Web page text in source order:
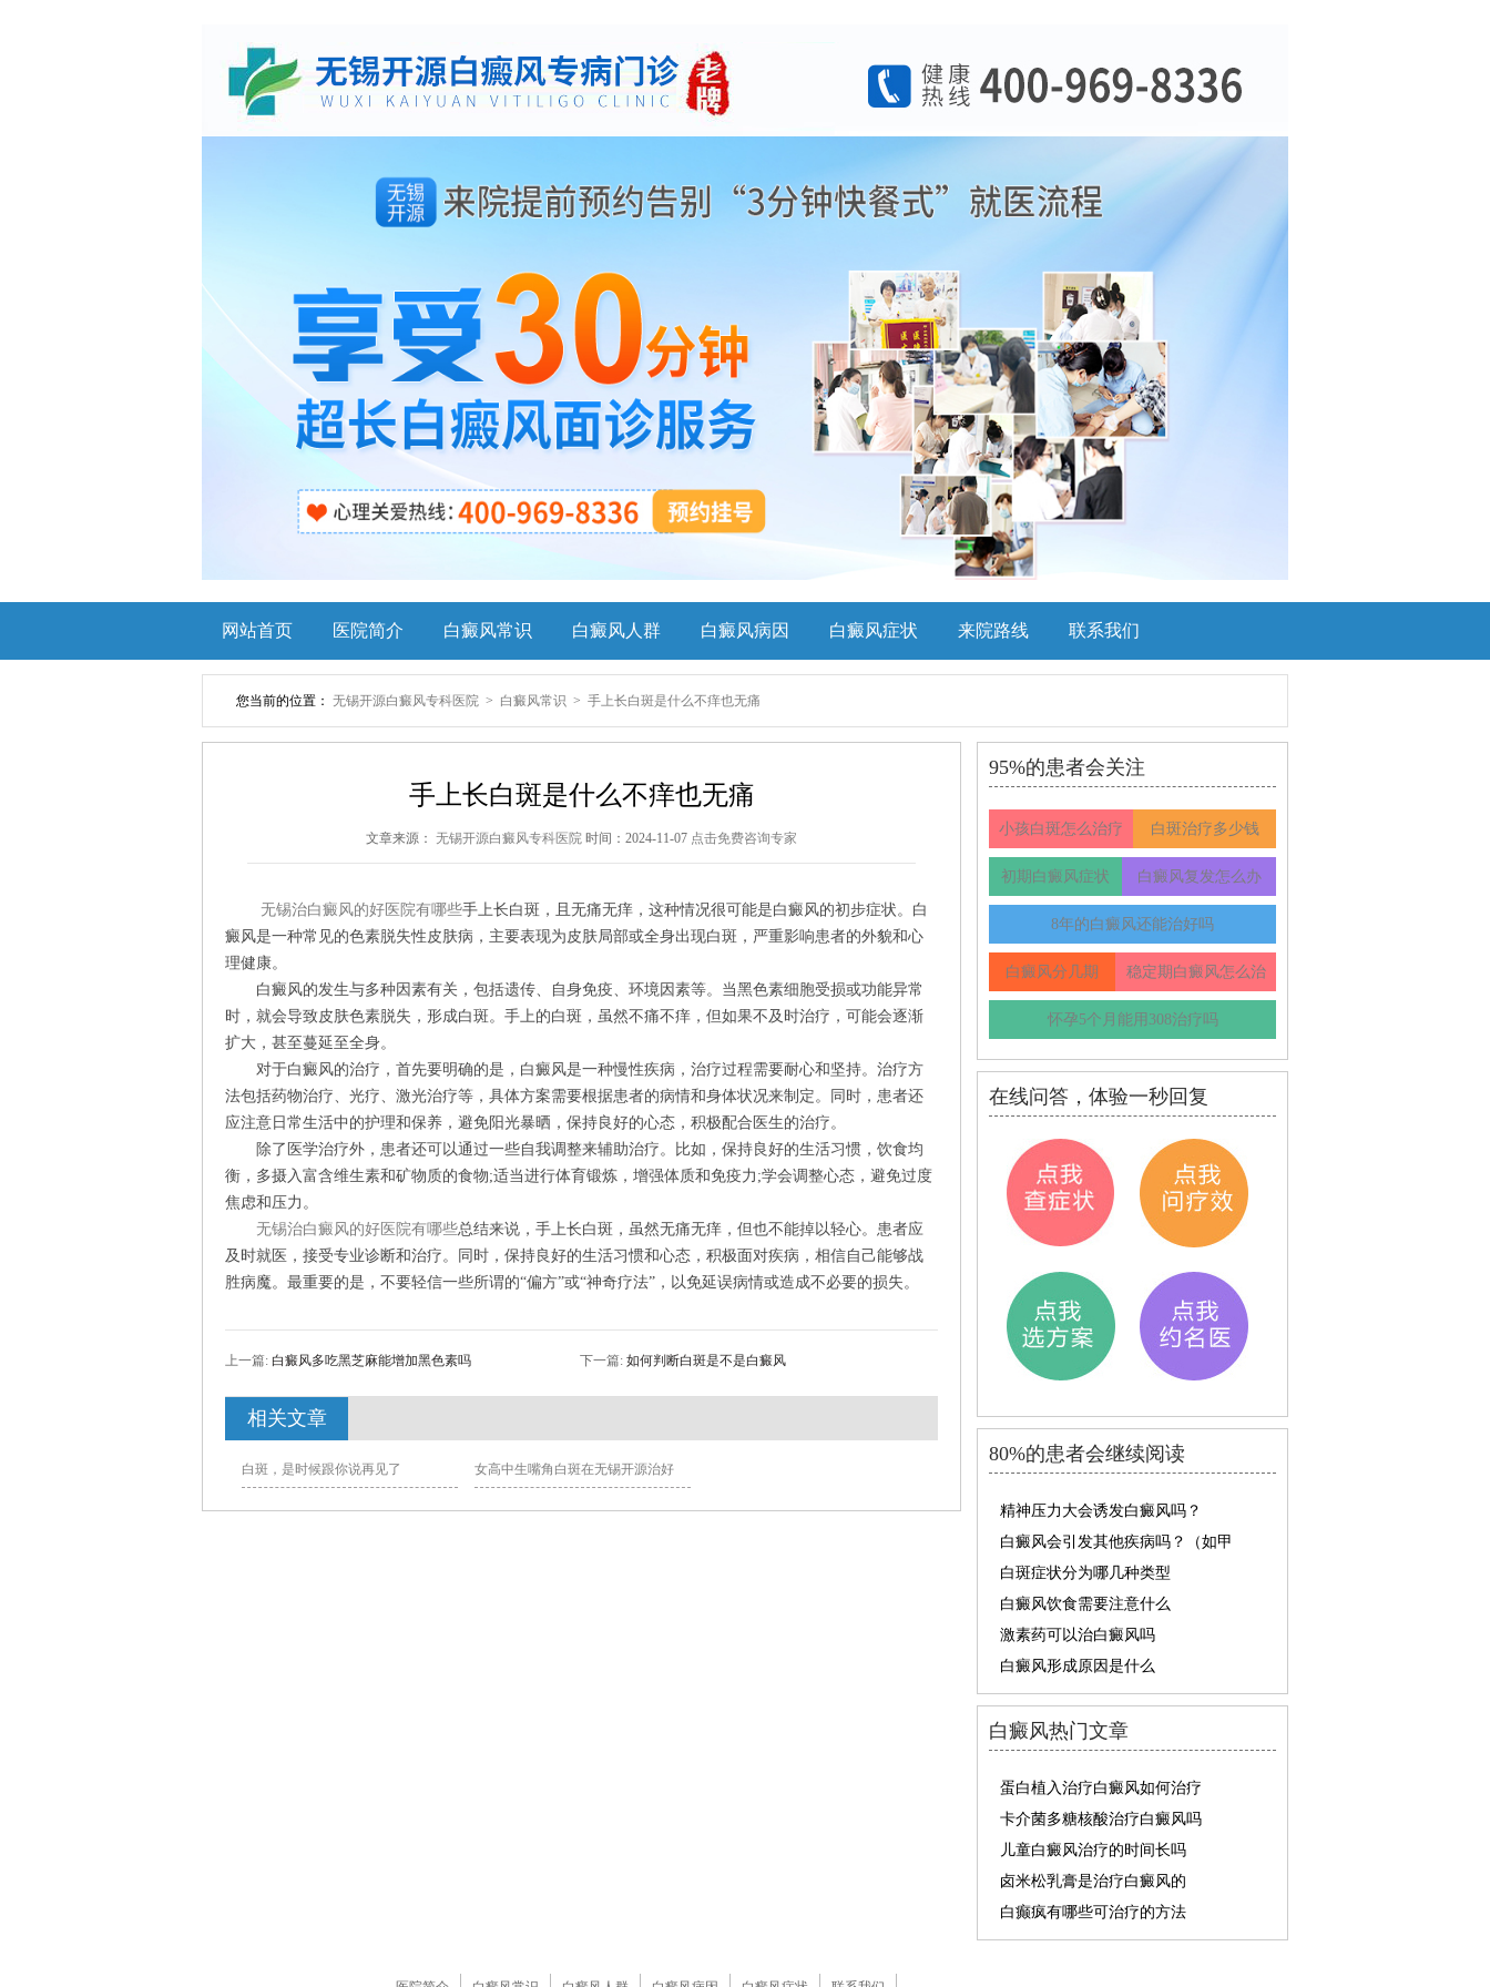
网站首页 医院简介 白癜风常识 白癜风人群 白癜风病因 白癜风症状 来院路线 联系我们
您当前的位置： 无锡开源白癜风专科医院 > 白癜风常识 > 手上长白斑是什么不痒也无痛
手上长白斑是什么不痒也无痛
文章来源： 无锡开源白癜风专科医院 时间：2024-11-07 点击免费咨询专家
无锡治白癜风的好医院有哪些手上长白斑，且无痛无痒，这种情况很可能是白癜风的初步症状。白
癜风是一种常见的色素脱失性皮肤病，主要表现为皮肤局部或全身出现白斑，严重影响患者的外貌和心
理健康。
白癜风的发生与多种因素有关，包括遗传、自身免疫、环境因素等。当黑色素细胞受损或功能异常
时，就会导致皮肤色素脱失，形成白斑。手上的白斑，虽然不痛不痒，但如果不及时治疗，可能会逐渐
扩大，甚至蔓延至全身。
对于白癜风的治疗，首先要明确的是，白癜风是一种慢性疾病，治疗过程需要耐心和坚持。治疗方
法包括药物治疗、光疗、激光治疗等，具体方案需要根据患者的病情和身体状况来制定。同时，患者还
应注意日常生活中的护理和保养，避免阳光暴晒，保持良好的心态，积极配合医生的治疗。
除了医学治疗外，患者还可以通过一些自我调整来辅助治疗。比如，保持良好的生活习惯，饮食均
衡，多摄入富含维生素和矿物质的食物;适当进行体育锻炼，增强体质和免疫力;学会调整心态，避免过度
焦虑和压力。
无锡治白癜风的好医院有哪些总结来说，手上长白斑，虽然无痛无痒，但也不能掉以轻心。患者应
及时就医，接受专业诊断和治疗。同时，保持良好的生活习惯和心态，积极面对疾病，相信自己能够战
胜病魔。最重要的是，不要轻信一些所谓的“偏方”或“神奇疗法”，以免延误病情或造成不必要的损失。
上一篇: 白癜风多吃黑芝麻能增加黑色素吗 下一篇: 如何判断白斑是不是白癜风
相关文章
白斑，是时候跟你说再见了 女高中生嘴角白斑在无锡开源治好
95%的患者会关注
小孩白斑怎么治疗 白斑治疗多少钱
初期白癜风症状 白癜风复发怎么办
8年的白癜风还能治好吗
白癜风分几期 稳定期白癜风怎么治
怀孕5个月能用308治疗吗
在线问答，体验一秒回复
80%的患者会继续阅读
精神压力大会诱发白癜风吗？
白癜风会引发其他疾病吗？（如甲
白斑症状分为哪几种类型
白癜风饮食需要注意什么
激素药可以治白癜风吗
白癜风形成原因是什么
白癜风热门文章
蛋白植入治疗白癜风如何治疗
卡介菌多糖核酸治疗白癜风吗
儿童白癜风治疗的时间长吗
卤米松乳膏是治疗白癜风的
白癫疯有哪些可治疗的方法